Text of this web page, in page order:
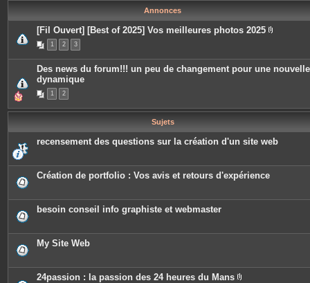
Annonces
[Fil Ouvert] [Best of 2025] Vos meilleures photos 2025
c
e
n
s
1 2 3
Des news du forum!!! un peu de changement pour une nouvelle
dynamique
1 2
Sujets
recensement des questions sur la création d'un site web
Création de portfolio : Vos avis et retours d'expérience
besoin conseil info graphiste et webmaster
My Site Web
24passion : la passion des 24 heures du Mans